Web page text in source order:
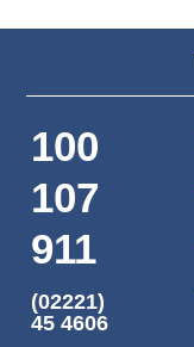
100
107
911
(02221)
45 4606